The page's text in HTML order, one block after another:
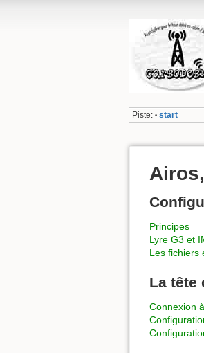
Piste: • start
Principes
Lyre G3 et
Les fichiers
La tête
Connexion